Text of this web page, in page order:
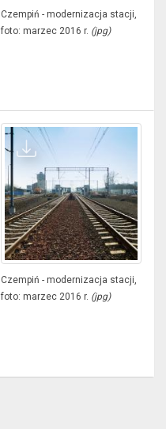
Czempiń - modernizacja stacji,
foto: marzec 2016 r. (jpg)
Czempiń - modernizacja stacji,
foto: marzec 2016 r. (jpg)